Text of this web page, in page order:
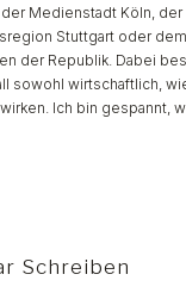
Medienstadt Köln, der
Stuttgart oder
der Republik. Dabei
sowohl wirtschaftlich,
Ich bin gespannt,
Schreiben